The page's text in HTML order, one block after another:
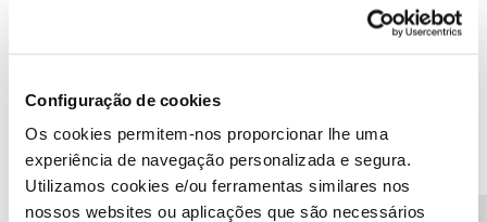
Configuração de cookies
Os cookies permitem-nos proporcionar lhe uma
experiência de navegação personalizada e segura.
Utilizamos cookies e/ou ferramentas similares nos
nossos websites ou aplicações que são necessários
C C24XXXX201
@Vivian Borges, pode sempre autorizar, por procuraçao para o
efeito, alguem da sua confiança a tratar do assunto
presencialmente numa loja NOS.